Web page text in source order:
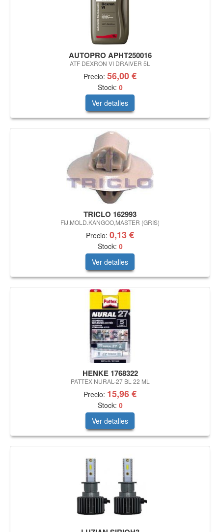
AUTOPRO APHT250016
ATF DEXRON VI DRAIVER 5L
Precio: 56,00 €
Stock: 0
Ver detalles
TRICLO 162993
FIJ.MOLD.KANGOO,MASTER (GRIS)
Precio: 0,13 €
Stock: 0
Ver detalles
HENKE 1768322
PATTEX NURAL-27 BL 22 ML
Precio: 15,96 €
Stock: 0
Ver detalles